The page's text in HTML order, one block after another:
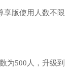
享版使用人数不限
为500人，升级到